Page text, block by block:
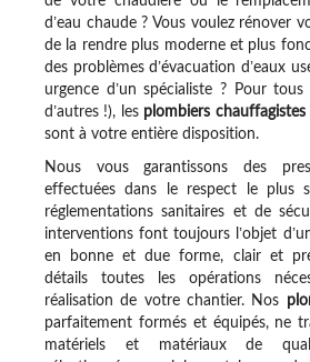
d’eau chaude ? Vous voulez rénover
de la rendre plus moderne et plus
des problèmes d’évacuation d’eaux
urgence d’un spécialiste ? Pour
d’autres !), les plombiers chauffagistes
sont à votre entière disposition.
Nous vous garantissons des
effectuées dans le respect le plus
réglementations sanitaires et de
interventions font toujours l’objet
en bonne et due forme, clair et
détails toutes les opérations
réalisation de votre chantier. Nos
parfaitement formés et équipés, ne
matériels et matériaux de